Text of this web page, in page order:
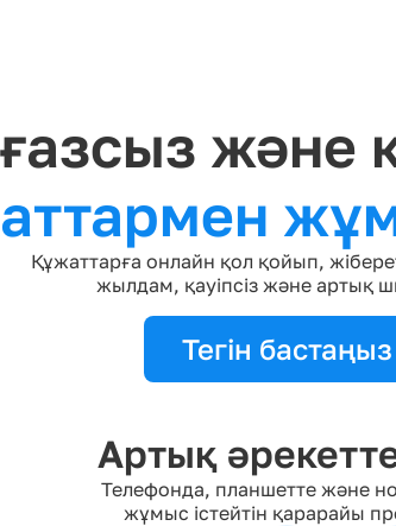
және
Құжаттарға онлайн қол қойып,
жылдам, қауіпсіз және артық
Тегін бастаңыз
Артық
Телефонда, планшетте және
жұмыс істейтін қарарайы